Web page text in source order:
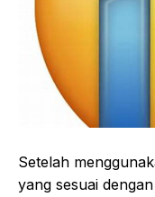
Setelah
yang sesuai